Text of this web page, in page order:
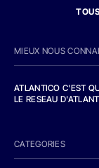
MIEUX NOUS
ATLANTICO C'EST
LE RESEAU
CATEGORIES